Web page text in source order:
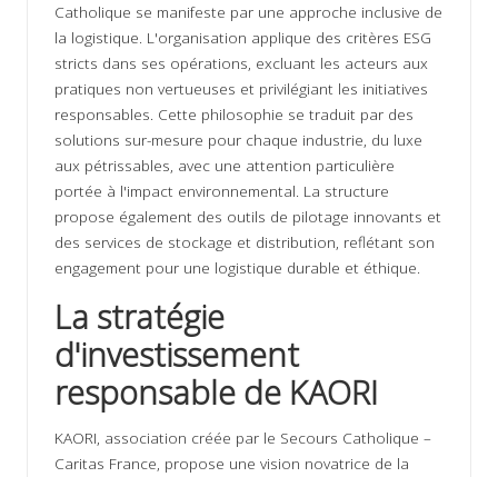
Catholique se manifeste par une approche inclusive de
la logistique. L'organisation applique des critères ESG
stricts dans ses opérations, excluant les acteurs aux
pratiques non vertueuses et privilégiant les initiatives
responsables. Cette philosophie se traduit par des
solutions sur-mesure pour chaque industrie, du luxe
aux pétrissables, avec une attention particulière
portée à l'impact environnemental. La structure
propose également des outils de pilotage innovants et
des services de stockage et distribution, reflétant son
engagement pour une logistique durable et éthique.
La stratégie
d'investissement
responsable de KAORI
KAORI, association créée par le Secours Catholique –
Caritas France, propose une vision novatrice de la